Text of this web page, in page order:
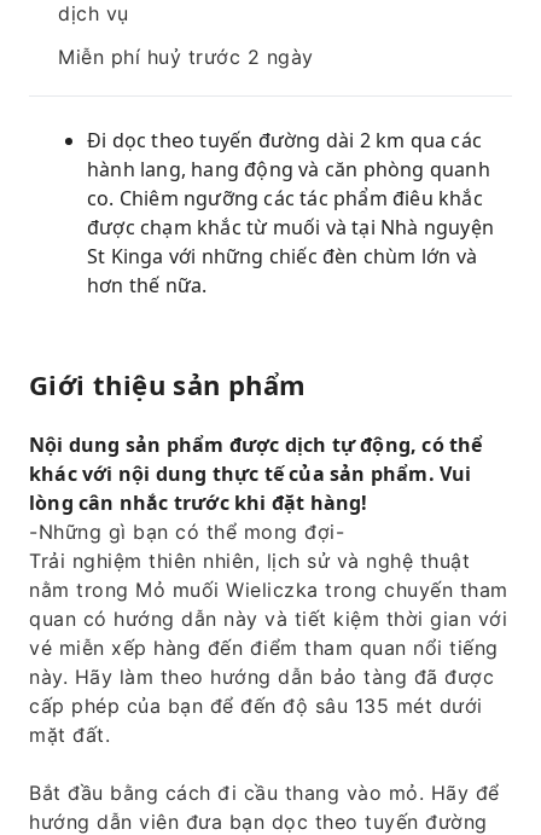
dịch vụ
Miễn phí huỷ trước 2 ngày
Đi dọc theo tuyến đường dài 2 km qua các
hành lang, hang động và căn phòng quanh
co. Chiêm ngưỡng các tác phẩm điêu khắc
được chạm khắc từ muối và tại Nhà nguyện
St Kinga với những chiếc đèn chùm lớn và
hơn thế nữa.
Giới thiệu sản phẩm
Nội dung sản phẩm được dịch tự động, có thể
khác với nội dung thực tế của sản phẩm. Vui
lòng cân nhắc trước khi đặt hàng!
-Những gì bạn có thể mong đợi-
Trải nghiệm thiên nhiên, lịch sử và nghệ thuật
nằm trong Mỏ muối Wieliczka trong chuyến tham
quan có hướng dẫn này và tiết kiệm thời gian với
vé miễn xếp hàng đến điểm tham quan nổi tiếng
này. Hãy làm theo hướng dẫn bảo tàng đã được
cấp phép của bạn để đến độ sâu 135 mét dưới
mặt đất.
Bắt đầu bằng cách đi cầu thang vào mỏ. Hãy để
hướng dẫn viên đưa bạn dọc theo tuyến đường